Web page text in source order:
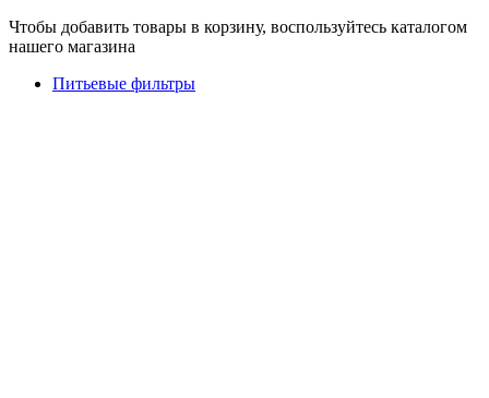
Чтобы добавить товары в корзину, воспользуйтесь каталогом
нашего магазина
Питьевые фильтры